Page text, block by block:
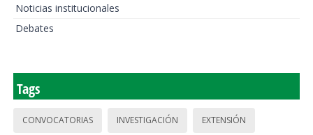
Noticias institucionales
Debates
Tags
CONVOCATORIAS INVESTIGACIÓN EXTENSIÓN